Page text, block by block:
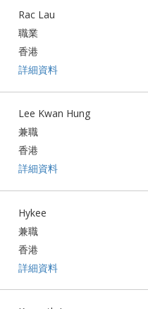
Rac Lau
職業
香港
詳細資料
Lee Kwan Hung
兼職
香港
詳細資料
Hykee
兼職
香港
詳細資料